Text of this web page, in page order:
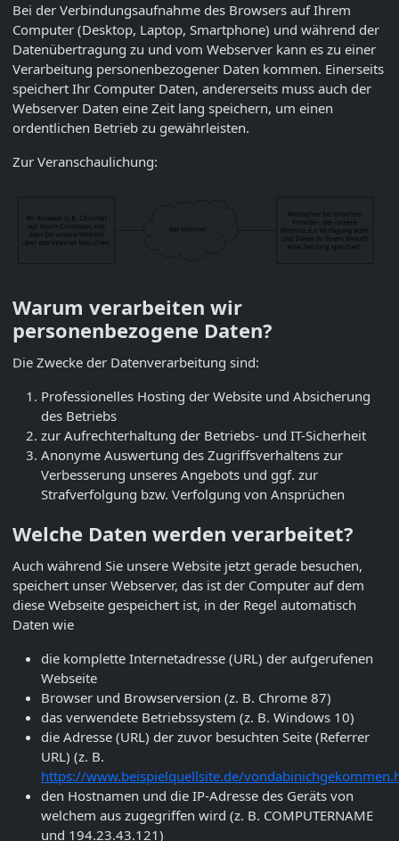
Bei der Verbindungsaufnahme des Browsers auf Ihrem
Computer (Desktop, Laptop, Smartphone) und während der
Datenübertragung zu und vom Webserver kann es zu einer
Verarbeitung personenbezogener Daten kommen. Einerseits
speichert Ihr Computer Daten, andererseits muss auch der
Webserver Daten eine Zeit lang speichern, um einen
ordentlichen Betrieb zu gewährleisten.
Zur Veranschaulichung:
Warum verarbeiten wir
personenbezogene Daten?
Die Zwecke der Datenverarbeitung sind:
Professionelles Hosting der Website und Absicherung
des Betriebs
zur Aufrechterhaltung der Betriebs- und IT-Sicherheit
Anonyme Auswertung des Zugriffsverhaltens zur
Verbesserung unseres Angebots und ggf. zur
Strafverfolgung bzw. Verfolgung von Ansprüchen
Welche Daten werden verarbeitet?
Auch während Sie unsere Website jetzt gerade besuchen,
speichert unser Webserver, das ist der Computer auf dem
diese Webseite gespeichert ist, in der Regel automatisch
Daten wie
die komplette Internetadresse (URL) der aufgerufenen
Webseite
Browser und Browserversion (z. B. Chrome 87)
das verwendete Betriebssystem (z. B. Windows 10)
die Adresse (URL) der zuvor besuchten Seite (Referrer
URL) (z. B.
https://www.beispielquellsite.de/
den Hostnamen und die IP-Adresse des Geräts von
welchem aus zugegriffen wird (z. B. COMPUTERNAME
und 194.23.43.121)